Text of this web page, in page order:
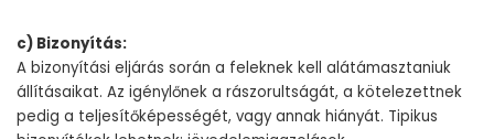
c) Bizonyítás:
A bizonyítási eljárás során a feleknek kell alátámasztaniuk
állításaikat. Az igénylőnek a rászorultságát, a kötelezettnek
pedig a teljesítőképességét, vagy annak hiányát. Tipikus